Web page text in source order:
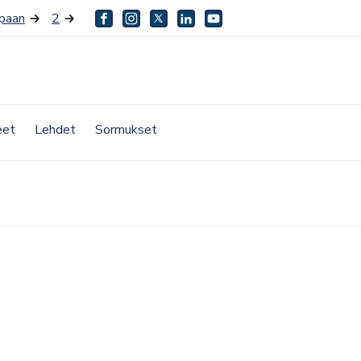
2 facebookinstagram
twitterlinkedinyoutube
Lehdet Sormukset